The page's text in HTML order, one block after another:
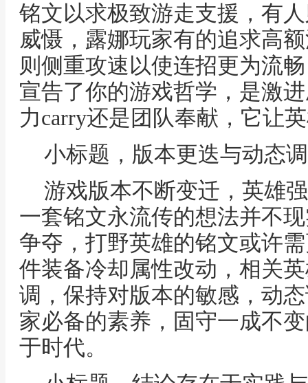
铭文以求极致游走支援，有
威慑，露娜玩家有的追求高
则侧重攻速以使连招更为流
宣告了你的游戏哲学，是激
力carry还是团队奉献，它让
小标题，版本更迭与动态
游戏版本不断变迁，英雄
一套铭文永流传的想法并不
争夺，打野英雄的铭文或许
件装备冷却属性改动，相关
调，保持对版本的敏感，动
家必备的素养，固守一成不
于时代。